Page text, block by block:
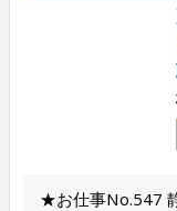
★お仕事No.547